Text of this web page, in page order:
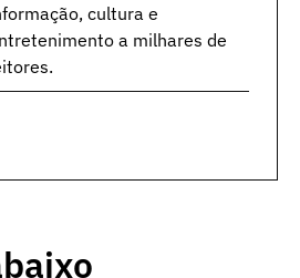
cultura e
a milhares de